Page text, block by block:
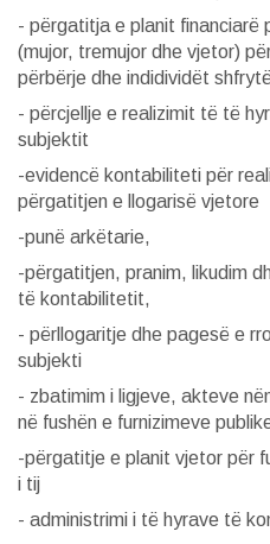
- përgatitja e planit financiarë
(mujor, tremujor dhe vjetor)
përbërje dhe indidividët
- përcjellje e realizimit të të
subjektit
-evidencë kontabiliteti për
përgatitjen e llogarisë vjetore
-punë arkëtarie,
-përgatitjen, pranim, likudim
të kontabilitetit,
- përllogaritje dhe pagesë e
subjekti
- zbatimim i ligjeve, akteve
në fushën e furnizimeve
-përgatitje e planit vjetor për
i tij
- administrimi i të hyrave të